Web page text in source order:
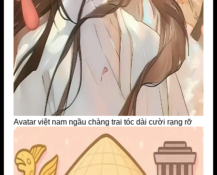
Avatar việt nam ngầu chàng trai tóc dài cười rạng rỡ